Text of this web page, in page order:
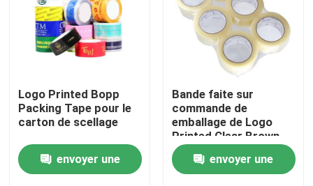
Maison
Produits
Logo Printed Bopp
Packing Tape pour le
carton de scellage
envoyer une
Bande faite sur
commande de
emballage de Logo
Printed Clear Brown
BOPP de bande du
cachetage BOPP de
carton
envoyer une